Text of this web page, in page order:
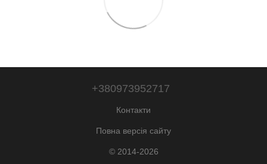
+380973952717
Контакти
Повна версія сайту
© 2014-2026